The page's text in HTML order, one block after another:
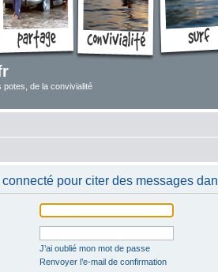
de la convivialité
pour citer des messages
J’ai oublié mon mot de passe
Renvoyer l’e-mail de confirmation